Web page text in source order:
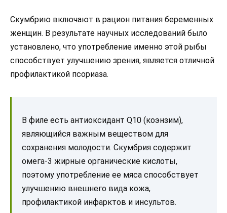
Скумбрию включают в рацион питания беременных
женщин. В результате научных исследований было
установлено, что употребление именно этой рыбы
способствует улучшению зрения, является отличной
профилактикой псориаза.
В филе есть антиоксидант Q10 (коэнзим),
являющийся важным веществом для
сохранения молодости. Скумбрия содержит
омега-3 жирные органические кислоты,
поэтому употребление ее мяса способствует
улучшению внешнего вида кожа,
профилактикой инфарктов и инсультов.